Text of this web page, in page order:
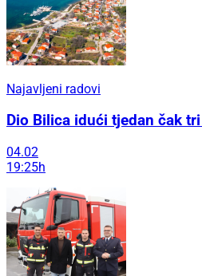
Najavljeni radovi
Dio Bilica idući tjedan čak
04.02
19:25h